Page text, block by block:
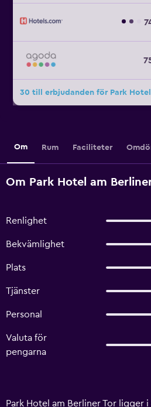
30 till erbjudanden för Park Hotel
Om Rum Faciliteter
Om Park Hotel am
Renlighet
Bekvämlighet
Plats
Tjänster
Personal
Valuta för
pengarna
Park Hotel am Berliner Tor ligger